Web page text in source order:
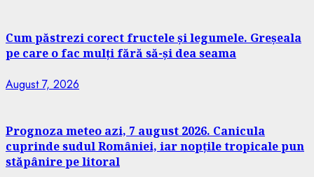
Cum păstrezi corect fructele și legumele. Greșeala
pe care o fac mulți fără să-și dea seama
August 7, 2026
Prognoza meteo azi, 7 august 2026. Canicula
cuprinde sudul României, iar nopțile tropicale pun
stăpânire pe litoral